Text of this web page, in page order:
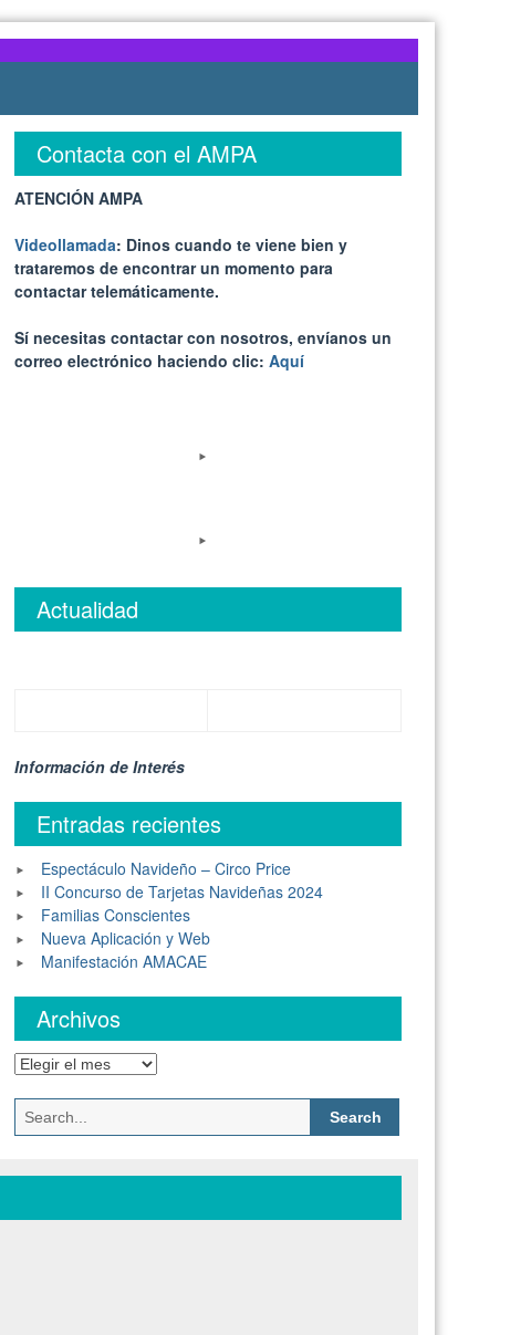
Contacta con el AMPA
ATENCIÓN AMPA
Videollamada: Dinos cuando te viene bien y
trataremos de encontrar un momento para
contactar telemáticamente.
Sí necesitas contactar con nosotros, envíanos un
correo electrónico haciendo clic: Aquí
Actualidad
Información de Interés
Entradas recientes
Espectáculo Navideño – Circo Price
II Concurso de Tarjetas Navideñas 2024
Familias Conscientes
Nueva Aplicación y Web
Manifestación AMACAE
Archivos